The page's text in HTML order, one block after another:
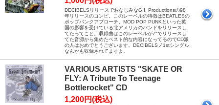
DECIBELSリリースでおなじみなG.I. Productionsの98
年リリースのコンピ。このレーベルの特徴はBEATLESの
ポップパンクアプローチ、MOD POP PUNKといった英
国の影響を受けている北アメリカのバンドをリリースし
てたってこと。収録曲はこのレーベルが7"でリリースし
てた音源から集めたベスト的な内容になってるのでCD派
の人はおめでとうございます。DECIBELSノ1stシングル
なんかも収録されてますよ。
VARIOUS ARTISTS "SKATE OR
FLY: A Tribute To Teenage
Bottlerocket" CD
1,200円(税込)